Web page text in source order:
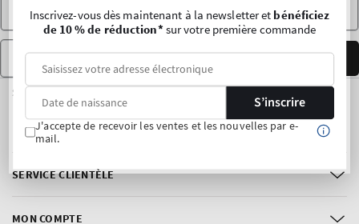
SERVICE CLIENTÈLE
MON COMPTE
Date of Birth S’INSCRIRE
SUIVEZ-NOUS
FacebookInstagram
Inscrivez-vous dès maintenant à la newsletter et bénéficiez
de 10 % de réduction*sur votre première commande
S’inscrire
J'accepte de recevoir les ventes et les nouvelles par e-
mail.